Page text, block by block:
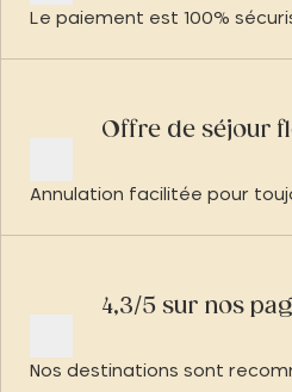
Le paiement est 100%
Offre de séjour
Annulation facilitée pour
4,3/5 sur nos
Nos destinations sont